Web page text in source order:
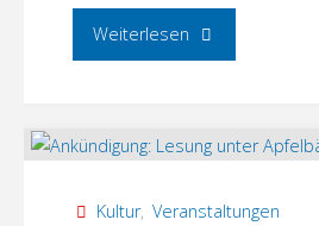
Weiterlesen "Besuch
Kultur, Veranstaltungen